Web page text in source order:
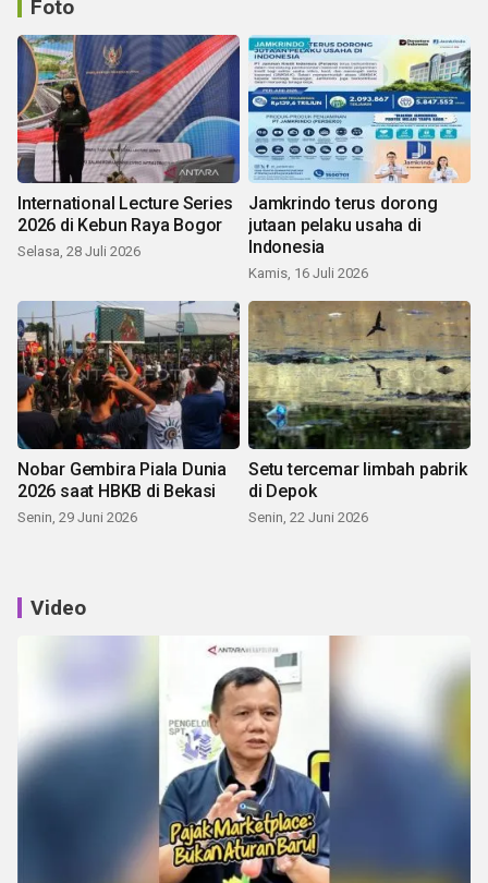
Foto
International Lecture Series
2026 di Kebun Raya Bogor
Selasa, 28 Juli 2026
Jamkrindo terus dorong
jutaan pelaku usaha di
Indonesia
Kamis, 16 Juli 2026
Nobar Gembira Piala Dunia
2026 saat HBKB di Bekasi
Senin, 29 Juni 2026
Setu tercemar limbah pabrik
di Depok
Senin, 22 Juni 2026
Video